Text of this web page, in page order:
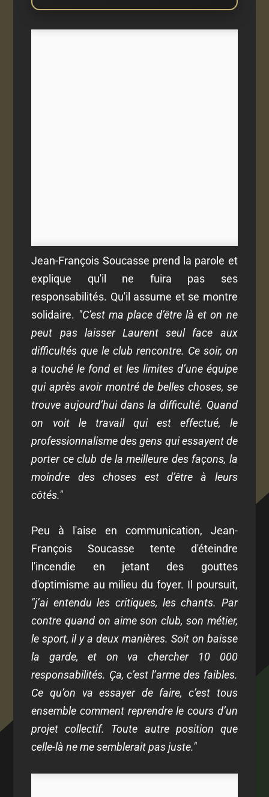
Jean-François Soucasse prend la parole et
explique qu'il ne fuira pas ses
responsabilités. Qu'il assume et se montre
solidaire. "C’est ma place d’être là et on ne
peut pas laisser Laurent seul face aux
difficultés que le club rencontre. Ce soir, on
a touché le fond et les limites d’une équipe
qui après avoir montré de belles choses, se
trouve aujourd’hui dans la difficulté. Quand
on voit le travail qui est effectué, le
professionnalisme des gens qui essayent de
porter ce club de la meilleure des façons, la
moindre des choses est d’être à leurs
côtés."
Peu à l'aise en communication, Jean-
François Soucasse tente d'éteindre
l'incendie en jetant des gouttes
d'optimisme au milieu du foyer. Il poursuit,
"j’ai entendu les critiques, les chants. Par
contre quand on aime son club, son métier,
le sport, il y a deux manières. Soit on baisse
la garde, et on va chercher 10 000
responsabilités. Ça, c’est l’arme des faibles.
Ce qu’on va essayer de faire, c’est tous
ensemble comment reprendre le cours d’un
projet collectif. Toute autre position que
celle-là ne me semblerait pas juste."